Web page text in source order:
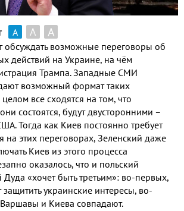
А А А
обсуждать возможные переговоры об
действий на Украине, на чём
Трампа. Западные СМИ
возможный формат таких
все сходятся на том, что
состоятся, будут двусторонними –
Тогда как Киев постоянно требует
на этих переговорах, Зеленский даже
Киев из этого процесса
оказалось, что и польский
«хочет быть третьим»: во-первых,
украинские интересы, во-
и Киева совпадают.